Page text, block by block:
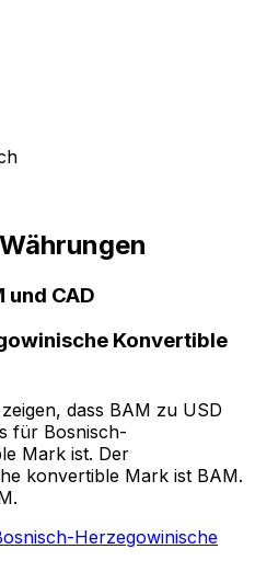
und CAD
Konvertible
dass BAM zu USD
für Bosnisch-
Mark ist. Der
konvertible Mark ist BAM.
Herzegowinische